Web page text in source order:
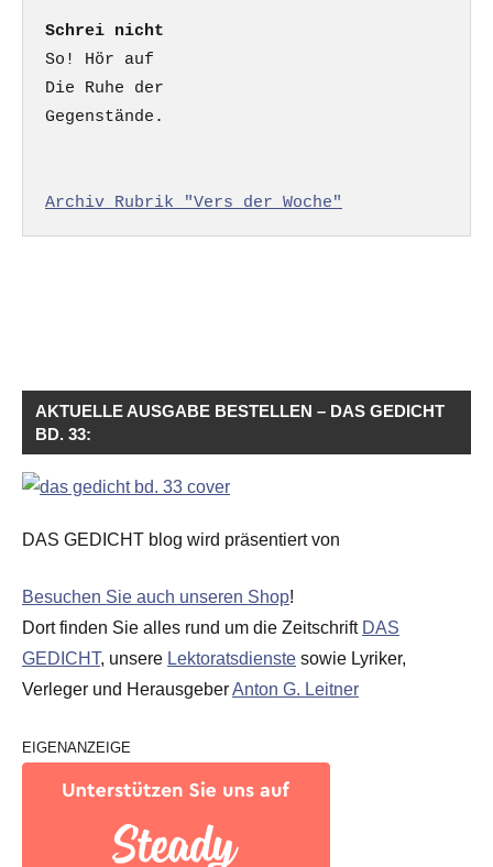
Schrei nicht
So! Hör auf
Die Ruhe der
Gegenstände.
Archiv Rubrik "Vers der Woche"
AKTUELLE AUSGABE BESTELLEN – DAS GEDICHT
BD. 33:
DAS GEDICHT blog wird präsentiert von
Besuchen Sie auch unseren Shop!
Dort finden Sie alles rund um die Zeitschrift DAS
GEDICHT, unsere Lektoratsdienste sowie Lyriker,
Verleger und HerausgeberAnton G. Leitner
EIGENANZEIGE